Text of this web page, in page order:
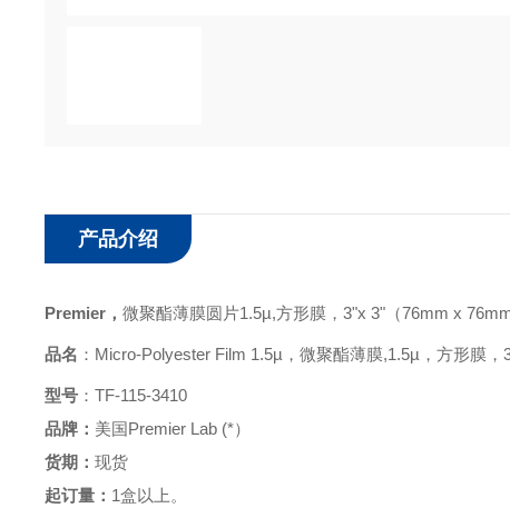
产品介绍
Premier ， 微聚酯薄膜圆片1.5µ,方形膜，3"x 3" （76mm x
品名 ： Micro-Polyester Film 1.5µ ，微聚酯薄膜,1.5µ，方形膜，
型号 ： TF-115-3410
品牌： 美国Premier Lab (*）
货期： 现货
起订量： 1盒以上。